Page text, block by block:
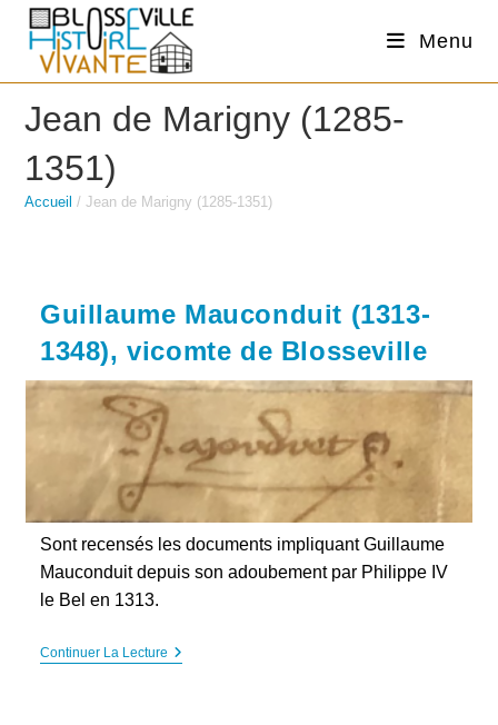
content
Menu
Jean de Marigny (1285-
1351)
Accueil /Jean de Marigny (1285-1351)
Guillaume Mauconduit (1313-
1348), vicomte de Blosseville
Sont recensés les documents impliquant Guillaume
Mauconduit depuis son adoubement par Philippe IV
le Bel en 1313.
Continuer La LectureGuillaume